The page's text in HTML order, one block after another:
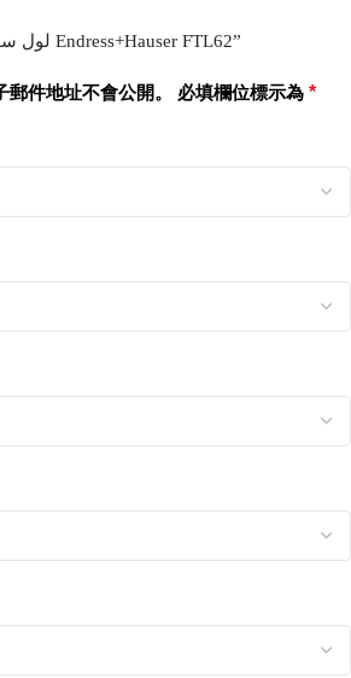
搶先評價 “لول سوئیچ دیاپازونی Endress+Hauser FTL62”
件地址不會公開。 必填欄位標示為 *